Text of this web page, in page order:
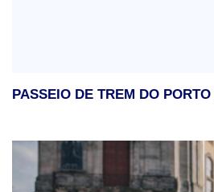
PASSEIO DE TREM DO